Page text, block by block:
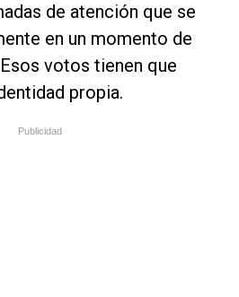
de atención que se
en un momento de
votos tienen que
propia.
Publicidad